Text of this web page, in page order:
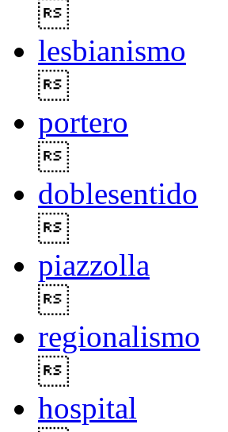
lesbianismo
portero
doblesentido
piazzolla
regionalismo
hospital